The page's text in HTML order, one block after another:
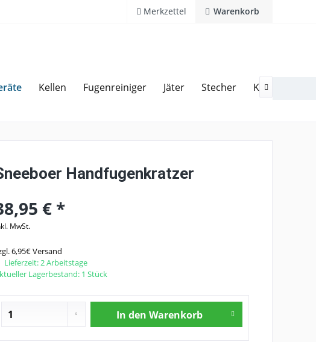
Warenkorb
Merkzettel
Kellen Fugenreiniger Jäter Stecher Kultivatoren

Kostenlose Hotline 02594 94110
Handfugenkratzer
€ *
MwSt.
6,95€ Versand
Lieferzeit: 2 Arbeitstage
Lagerbestand: 1 Stück
In den Warenkorb